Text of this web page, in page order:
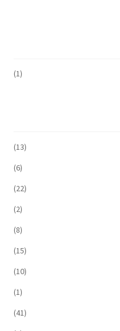
(1)
(13)
(6)
(22)
(2)
(8)
(15)
(10)
(1)
(41)